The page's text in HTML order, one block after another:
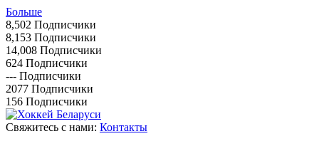
Больше
8,502 Подписчики
8,153 Подписчики
14,008 Подписчики
624 Подписчики
--- Подписчики
2077 Подписчики
156 Подписчики
Свяжитесь с нами: Контакты